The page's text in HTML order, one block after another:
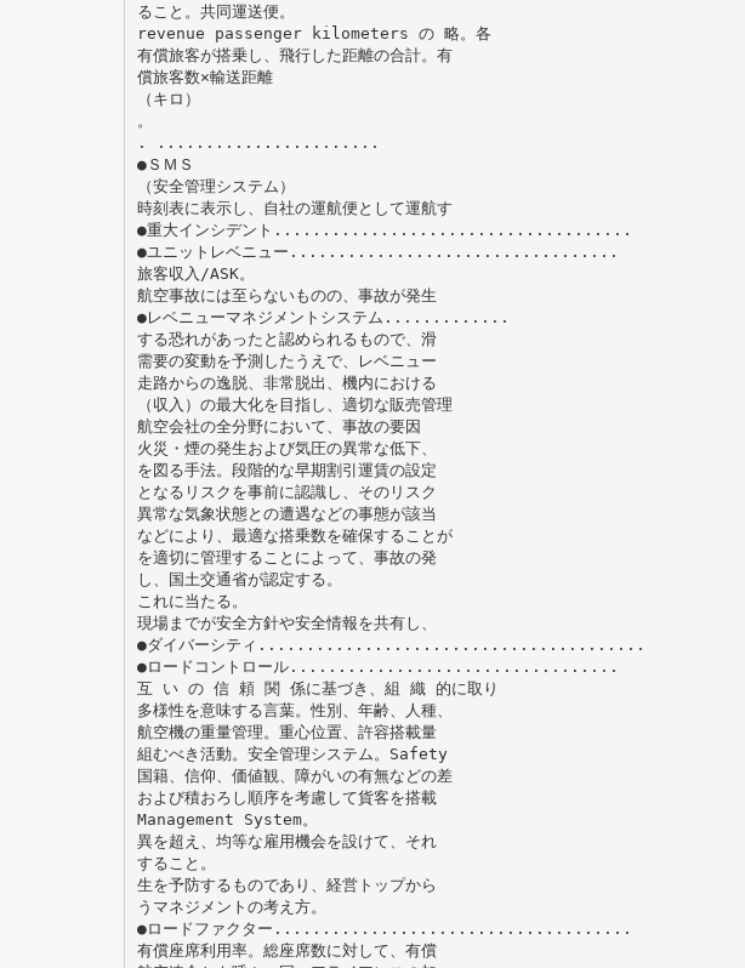
ること。共同運送便。
revenue passenger kilometers の 略。各
有償旅客が搭乗し、飛行した距離の合計。有
償旅客数×輸送距離
（キロ）
。
. .......................
●ＳＭＳ
（安全管理システム）
時刻表に表示し、自社の運航便として運航す
●重大インシデント.....................................
●ユニットレベニュー..................................
旅客収入/ASK。
航空事故には至らないものの、事故が発生
●レベニューマネジメントシステム.............
する恐れがあったと認められるもので、滑
需要の変動を予測したうえで、レベニュー
走路からの逸脱、非常脱出、機内における
（収入）の最大化を目指し、適切な販売管理
航空会社の全分野において、事故の要因
火災・煙の発生および気圧の異常な低下、
を図る手法。段階的な早期割引運賃の設定
となるリスクを事前に認識し、そのリスク
異常な気象状態との遭遇などの事態が該当
などにより、最適な搭乗数を確保することが
を適切に管理することによって、事故の発
し、国土交通省が認定する。
これに当たる。
現場までが安全方針や安全情報を共有し、
●ダイバーシティ........................................
●ロードコントロール..................................
互 い の 信 頼 関 係に基づき、組 織 的に取り
多様性を意味する言葉。性別、年齢、人種、
航空機の重量管理。重心位置、許容搭載量
組むべき活動。安全管理システム。Safety
国籍、信仰、価値観、障がいの有無などの差
および積おろし順序を考慮して貨客を搭載
Management System。
異を超え、均等な雇用機会を設けて、それ
すること。
生を予防するものであり、経営トップから
うマネジメントの考え方。
●ロードファクター.....................................
有償座席利用率。総座席数に対して、有償